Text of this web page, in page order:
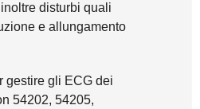
disturbi quali
e allungamento
gestire gli ECG dei
54202, 54205,